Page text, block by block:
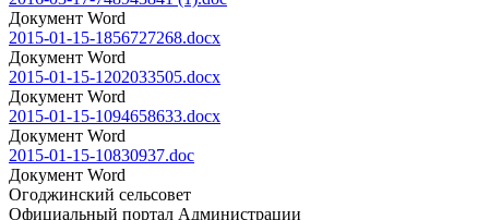
Документ Word
2015-01-15-1856727268.docx
Документ Word
2015-01-15-1202033505.docx
Документ Word
2015-01-15-1094658633.docx
Документ Word
2015-01-15-10830937.doc
Документ Word
Огоджинский сельсовет
Официальный портал Администрации